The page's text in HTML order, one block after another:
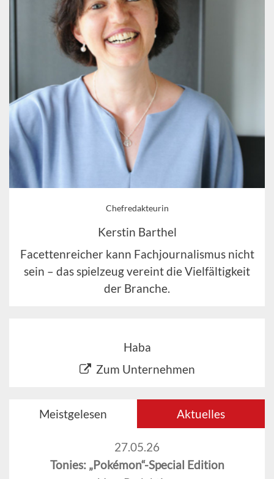
Chefredakteurin
Kerstin Barthel
Facettenreicher kann Fachjournalismus nicht
sein – das spielzeug vereint die Vielfältigkeit
der Branche.
Haba
Zum Unternehmen
Meistgelesen Aktuelles
27.05.26
Tonies: „Pokémon“-Special Edition